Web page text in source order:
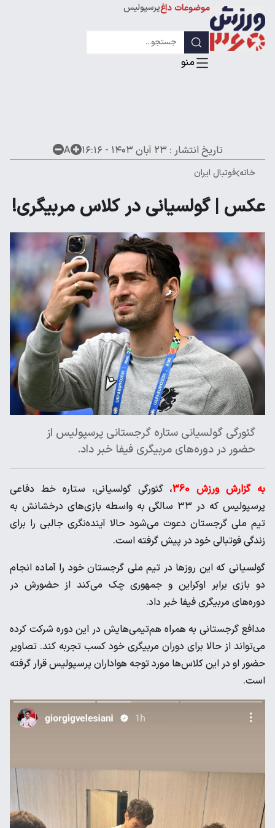
موضوعات داغپرسپولیس
لیگ قهرمانان
تاریخ انتشار : ۲۳ آبان ۱۴۰۳ - ۱۶:۱۶ A
خانه فوتبال ایران
عکس | گولسیانی در کلاس مربیگری!
گئورگی گولسیانی ستاره گرجستانی پرسپولیس از
حضور در دوره‌های مربیگری فیفا خبر داد.
به گزارش ورزش 360
، گئورگی گولسیانی، ستاره خط دفاعی
پرسپولیس که در ۳۳ سالگی به واسطه بازی‌های درخشانش به
تیم ملی گرجستان دعوت می‌شود حالا آینده‌نگری جالبی را برای
زندگی فوتبالی خود در پیش گرفته است.
گولسیانی که این روزها در تیم ملی گرجستان خود را آماده انجام
دو بازی برابر اوکراین و جمهوری چک می‌کند از حضورش در
دوره‌های مربیگری فیفا خبر داد.
مدافع گرجستانی به همراه هم‌تیمی‌هایش در این دوره شرکت کرده
می‌تواند از حالا برای دوران مربیگری خود کسب تجربه کند. تصاویر
حضور او در این کلاس‌ها مورد توجه هواداران پرسپولیس قرار گرفته
است.